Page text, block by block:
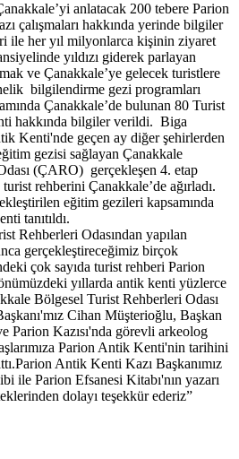
anlatacak 200 tebere Parion
çalışmaları hakkında yerinde bilgiler
ile her yıl milyonlarca kişinin ziyaret
yıldızı giderek parlayan
ve Çanakkale’ye gelecek turistlere
bilgilendirme gezi programları
Çanakkale’de bulunan 80 Turist
hakkında bilgiler verildi. Biga
Kenti'nde geçen ay diğer şehirlerden
gezisi sağlayan Çanakkale
(ÇARO) gerçekleşen 4. etap
rehberini Çanakkale’de ağırladı.
eğitim gezileri kapsamında
tanıtıldı.
Rehberleri Odasından yapılan
gerçekleştireceğimiz birçok
çok sayıda turist rehberi Parion
yıllarda antik kenti yüzlerce
Bölgesel Turist Rehberleri Odası
Cihan Müşterioğlu, Başkan
Parion Kazısı'nda görevli arkeolog
Parion Antik Kenti'nin tarihini
Antik Kenti Kazı Başkanımız
ile Parion Efsanesi Kitabı'nın yazarı
dolayı teşekkür ederiz”